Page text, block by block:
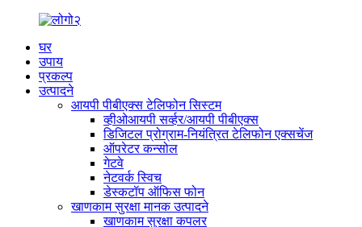
घर
उपाय
प्रकल्प
उत्पादने
आयपी पीबीएक्स टेलिफोन सिस्टम
व्हीओआयपी सर्व्हर/आयपी पीबीएक्स
डिजिटल प्रोग्राम-नियंत्रित टेलिफोन एक्सचेंज
ऑपरेटर कन्सोल
गेटवे
नेटवर्क स्विच
डेस्कटॉप ऑफिस फोन
खाणकाम सुरक्षा मानक उत्पादने
खाणकाम सुरक्षा कपलर